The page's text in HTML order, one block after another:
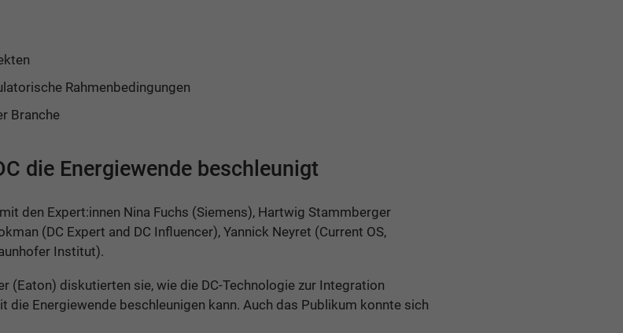
Rahmenbedingungen
Branche
die Energiewende beschleunigt
den Expert:innen Nina Fuchs (Siemens), Hartwig Stammberger
(DC Expert and DC Influencer), Yannick Neyret (Current OS,
Institut).
(Eaton) diskutierten sie, wie die DC-Technologie zur Integration
die Energiewende beschleunigen kann. Auch das Publikum konnte sich